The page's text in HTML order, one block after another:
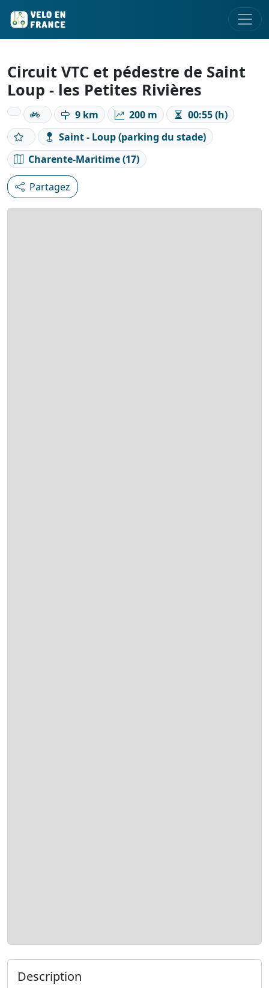
Circuit VTC et pédestre de Saint
Loup - les Petites Rivières
9 km 200 m
00:55 (h)
Saint - Loup (parking du stade)
Charente-Maritime (17)
Partagez
Description